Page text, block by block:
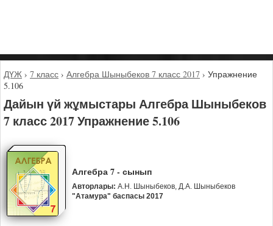
ДҮЖ › 7 класс › Алгебра Шыныбеков 7 класс 2017 › Упражнение
5.106
Дайын үй жұмыстары Алгебра Шыныбеков
7 класс 2017 Упражнение 5.106
Алгебра 7 - сынып
Авторлары: А.Н. Шыныбеков, Д.А. Шыныбеков
"Атамура" баспасы 2017